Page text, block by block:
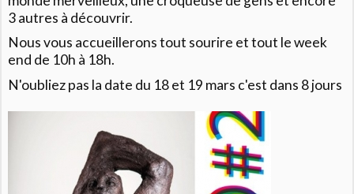
3 autres à découvrir.
Nous vous accueillerons tout sourire et tout le week
end de 10h à 18h.
N'oubliez pas la date du 18 et 19 mars c'est dans 8 jours